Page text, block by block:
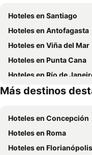
Hoteles en Santiago
Hoteles en Antofagasta
Hoteles en Viña del Mar
Hoteles en Punta Cana
Hoteles en Río de
Hoteles en Aruba
Más destinos
Hoteles en Concepción
Hoteles en Roma
Hoteles en Florianópolis